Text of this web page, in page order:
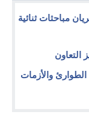
مباحثات ثنائية
التعاون
والأزمات